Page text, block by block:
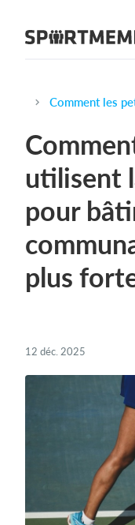
À propos de
Calendrier
Collecte de
Application
Boutique en
Français
Comment les
utilisent
pour
plus
12 déc. 2025